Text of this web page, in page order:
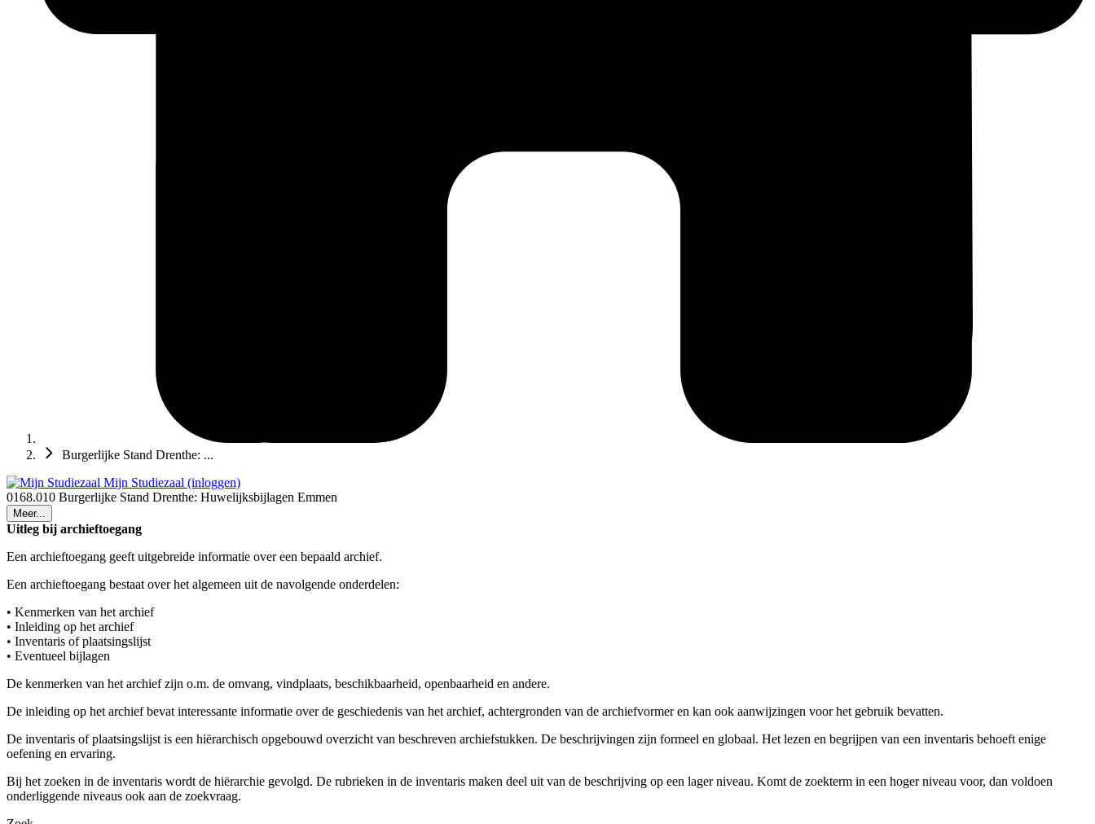
Burgerlijke Stand Drenthe: ...
Mijn Studiezaal (inloggen)
0168.010 Burgerlijke Stand Drenthe: Huwelijksbijlagen Emmen
Meer...
Uitleg bij archieftoegang
Een archieftoegang geeft uitgebreide informatie over een bepaald archief.
Een archieftoegang bestaat over het algemeen uit de navolgende onderdelen:
• Kenmerken van het archief
• Inleiding op het archief
• Inventaris of plaatsingslijst
• Eventueel bijlagen
De kenmerken van het archief zijn o.m. de omvang, vindplaats, beschikbaarheid, openbaarheid en andere.
De inleiding op het archief bevat interessante informatie over de geschiedenis van het archief, achtergronden van de archiefvormer en kan ook aanwijzingen voor het gebruik bevatten.
De inventaris of plaatsingslijst is een hiërarchisch opgebouwd overzicht van beschreven archiefstukken. De beschrijvingen zijn formeel en globaal. Het lezen en begrijpen van een inventaris behoeft enige
oefening en ervaring.
Bij het zoeken in de inventaris wordt de hiërarchie gevolgd. De rubrieken in de inventaris maken deel uit van de beschrijving op een lager niveau. Komt de zoekterm in een hoger niveau voor, dan voldoen
onderliggende niveaus ook aan de zoekvraag.